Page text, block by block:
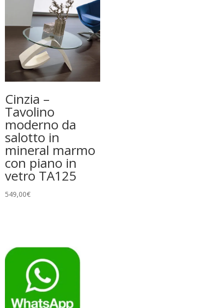
Cinzia –
Tavolino
moderno da
salotto in
mineral marmo
con piano in
vetro TA125
549,00€